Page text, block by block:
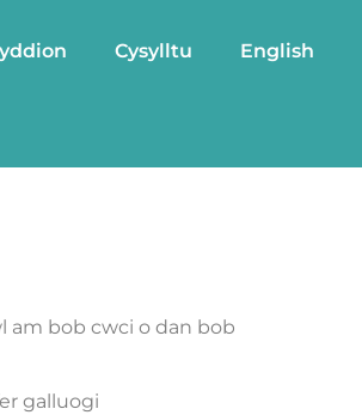
Cysylltu English
am bob cwci o dan bob
galluogi